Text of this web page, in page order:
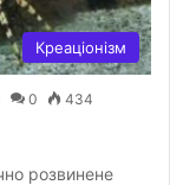
Креаціонізм
0 434
розвинене